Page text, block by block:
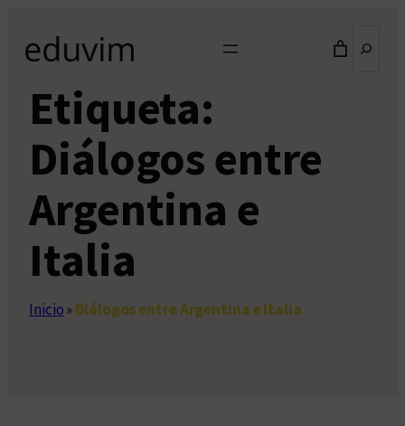
contenido
Etiqueta:
Diálogos entre
Argentina e
Italia
Inicio»Diálogos entre Argentina e Italia